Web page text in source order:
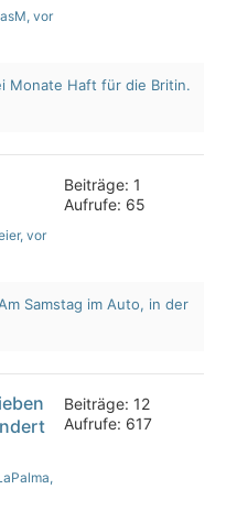
, vor
Monate Haft für die Britin.
, vor
Beiträge: 1
Aufrufe: 65
Samstag im Auto, in der
,
Beiträge: 12
Aufrufe: 617